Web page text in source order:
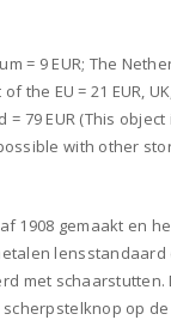
= 9 EUR; The
the EU = 21 EUR,
= 79 EUR (This
with other
1908 gemaakt en
lensstandaard
met schaarstutten.
op